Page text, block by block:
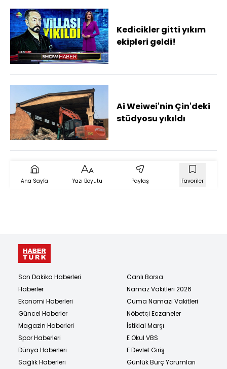
Kedicikler gitti yıkım
ekipleri geldi!
Ai Weiwei'nin Çin'deki
stüdyosu yıkıldı
Ana Sayfa Yazı Boyutu Paylaş Favoriler
Son Dakika Haberleri
Haberler
Ekonomi Haberleri
Güncel Haberler
Magazin Haberleri
Spor Haberleri
Dünya Haberleri
Sağlık Haberleri
Canlı Borsa
Namaz Vakitleri 2026
Cuma Namazı Vakitleri
Nöbetçi Eczaneler
İstiklal Marşı
E Okul VBS
E Devlet Giriş
Günlük Burç Yorumları